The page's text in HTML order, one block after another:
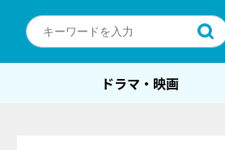
ドラマ・映画